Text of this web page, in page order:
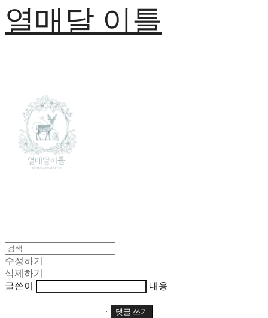
열매달 이틀
수정하기
삭제하기
글쓴이
내용
댓글 쓰기